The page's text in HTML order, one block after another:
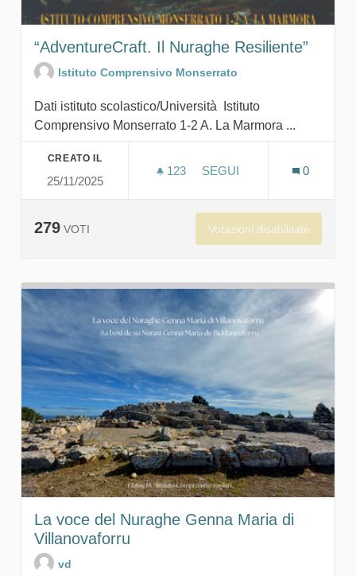
“AdventureCraft. Il Nuraghe Resiliente”
Istituto Comprensivo Monserrato
Dati istituto scolastico/Università Istituto
Comprensivo Monserrato 1-2 A. La Marmora ...
CREATO IL
25/11/2025
123 123 SOSTENITORI
SEGUI
0
279 VOTI Votazioni disabilitate
La voce del Nuraghe Genna Maria di
Villanovaforru
vd